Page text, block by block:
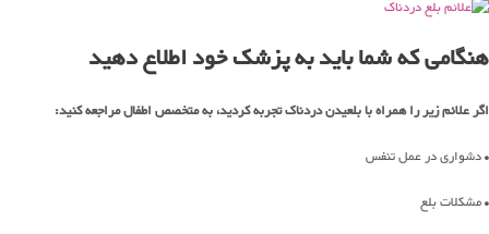
هنگامی که شما باید به پزشک خود اطلاع دهید
اگر علائم زیر را همراه با بلعیدن دردناک تجربه کردید، به متخصص اطفال مراجعه کنید:
• دشواری در عمل تنفس
• مشکلات بلع